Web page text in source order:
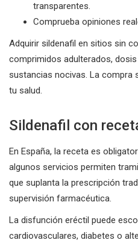
transparentes.
Comprueba opiniones
Adquirir sildenafil en sitios sin
comprimidos adulterados,
sustancias nocivas. La compra
tu salud.
Sildenafil con
En España, la receta es
algunos servicios permiten
que suplanta la prescripción
supervisión farmacéutica.
La disfunción eréctil puede
cardiovasculares, diabetes o